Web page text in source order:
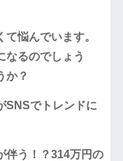
悩んでいます。
なるのでしょう
か？
SNSでトレンドに
伴う！？314万円の